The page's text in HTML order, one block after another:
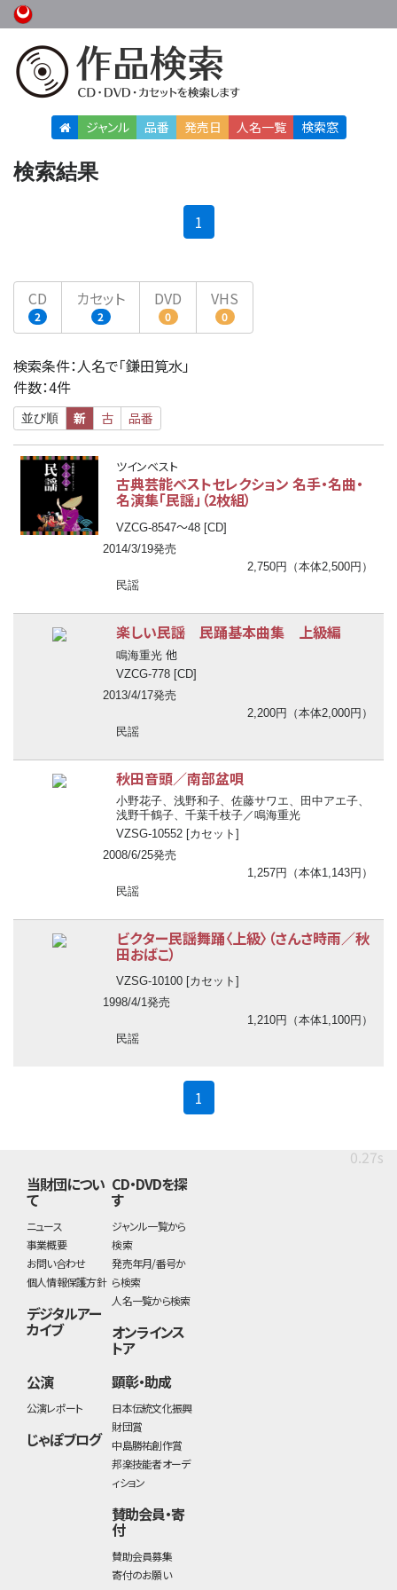
ジャンル 品番 発売日 人名一覧 検索窓
検索結果
1
CD
2
カセット
2
DVD
0
VHS
0
検索条件：人名で「鎌田筧水」
件数：4件
並び順 新 古 品番
ツインベスト
古典芸能ベストセレクション 名手・名曲・
名演集「民謡」（2枚組）
VZCG-8547〜48 [CD]
2014/3/19発売
2,750円（本体2,500円）
民謡
楽しい民謡 民踊基本曲集 上級編
鳴海重光 他
VZCG-778 [CD]
2013/4/17発売
2,200円（本体2,000円）
民謡
秋田音頭／南部盆唄
小野花子、浅野和子、佐藤サワエ、田中アエ子、
浅野千鶴子、千葉千枝子／鳴海重光
VZSG-10552 [カセット]
2008/6/25発売
1,257円（本体1,143円）
民謡
ビクター民謡舞踊〈上級〉（さんさ時雨／秋
田おばこ）
VZSG-10100 [カセット]
1998/4/1発売
1,210円（本体1,100円）
民謡
1
0.27s
当財団につい
て
ニュース
事業概要
お問い合わせ
個人情報保護方針
デジタルアー
カイブ
CD・DVDを探
す
ジャンル一覧から
検索
発売年月/番号か
ら検索
人名一覧から検索
オンラインス
トア
公演
公演レポート
じゃぽブログ
顕彰・助成
日本伝統文化振興
財団賞
中島勝祐創作賞
邦楽技能者オーデ
ィション
賛助会員・寄
付
賛助会員募集
寄付のお願い